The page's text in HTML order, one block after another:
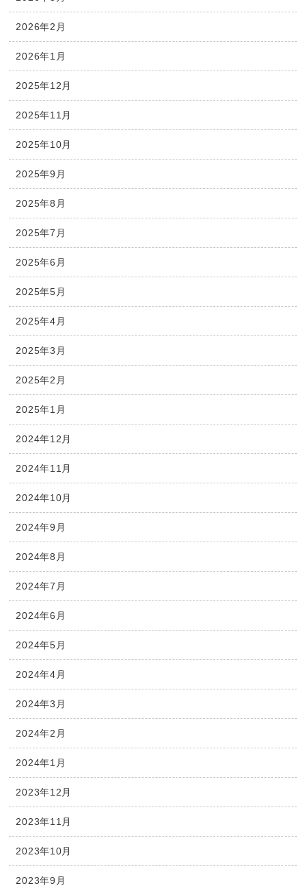
2026年2月
2026年1月
2025年12月
2025年11月
2025年10月
2025年9月
2025年8月
2025年7月
2025年6月
2025年5月
2025年4月
2025年3月
2025年2月
2025年1月
2024年12月
2024年11月
2024年10月
2024年9月
2024年8月
2024年7月
2024年6月
2024年5月
2024年4月
2024年3月
2024年2月
2024年1月
2023年12月
2023年11月
2023年10月
2023年9月